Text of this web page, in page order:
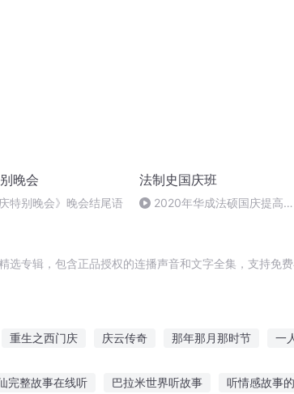
晚会
庆特别晚会》晚会结尾语
法制史国庆班
2020年华成法硕国庆提高班
选专辑，包含正品授权的连播声音和文字全集，支持免
重生之西门庆 庆云传奇 那年那月那时节 一
完整故事在线听 巴拉米世界听故事 听情感故事